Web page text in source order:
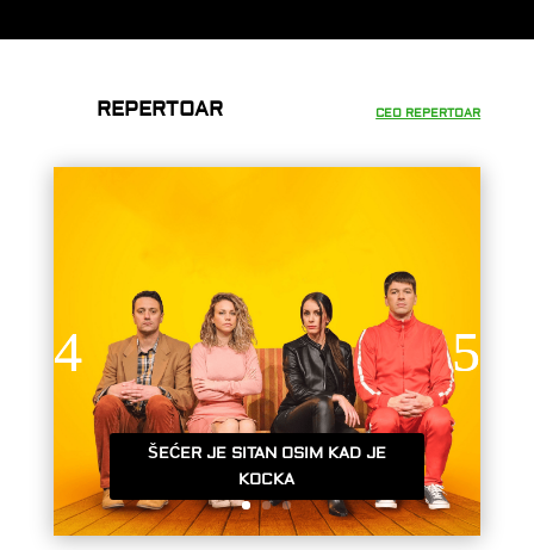
REPERTOAR CEO REPERTOAR
ŠEĆER JE SITAN OSIM KAD JE
KOCKA